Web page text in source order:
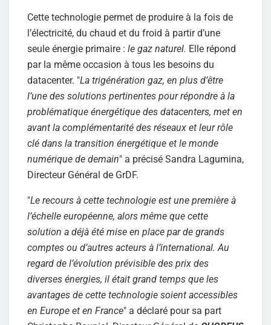
Cette technologie permet de produire à la fois de
l’électricité, du chaud et du froid à partir d’une
seule énergie primaire : le gaz naturel. Elle répond
par la même occasion à tous les besoins du
datacenter. "La trigénération gaz, en plus d’être
l’une des solutions pertinentes pour répondre à la
problématique énergétique des datacenters, met en
avant la complémentarité des réseaux et leur rôle
clé dans la transition énergétique et le monde
numérique de demain" a précisé Sandra Lagumina,
Directeur Général de GrDF.
"Le recours à cette technologie est une première à
l’échelle européenne, alors même que cette
solution a déjà été mise en place par de grands
comptes ou d’autres acteurs à l’international. Au
regard de l’évolution prévisible des prix des
diverses énergies, il était grand temps que les
avantages de cette technologie soient accessibles
en Europe et en France" a déclaré pour sa part